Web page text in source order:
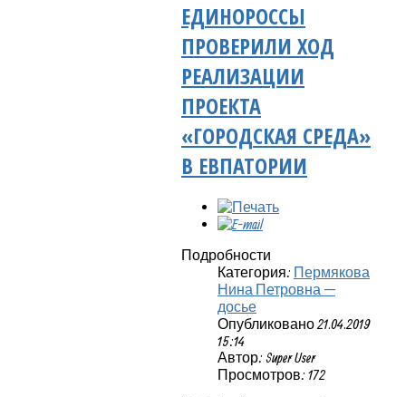
ЕДИНОРОССЫ
ПРОВЕРИЛИ ХОД
РЕАЛИЗАЦИИ
ПРОЕКТА
«ГОРОДСКАЯ СРЕДА»
В ЕВПАТОРИИ
Подробности
Категория: Пермякова
Нина Петровна —
досье
Опубликовано 21.04.2019
15:14
Автор: Super User
Просмотров: 172